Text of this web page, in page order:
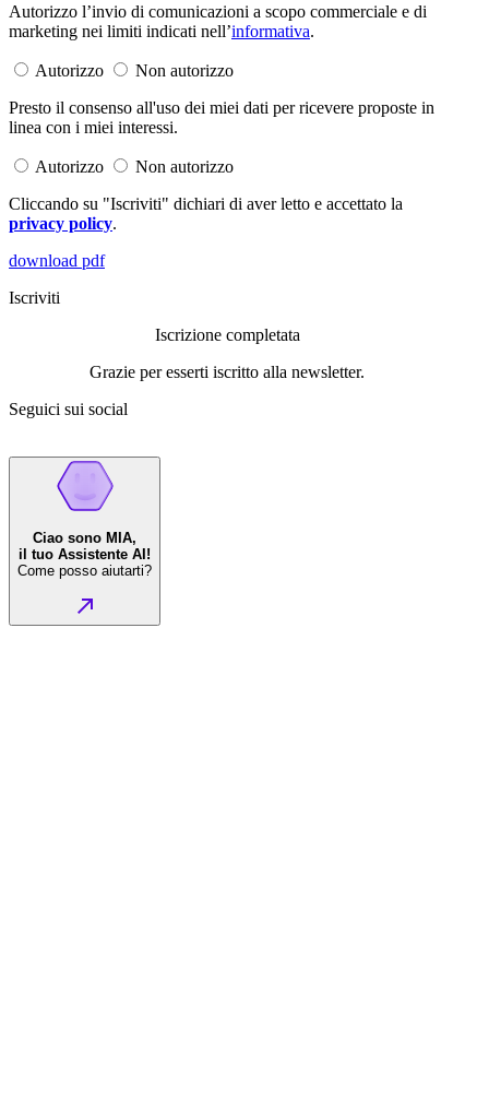
Autorizzo l’invio di comunicazioni a scopo commerciale e di
marketing nei limiti indicati nell’informativa.
Autorizzo
Non autorizzo
Presto il consenso all'uso dei miei dati per ricevere proposte in
linea con i miei interessi.
Autorizzo
Non autorizzo
Cliccando su "Iscriviti" dichiari di aver letto e accettato la
privacy policy.
download pdf
Iscriviti
Iscrizione completata
Grazie per esserti iscritto alla newsletter.
Seguici sui social
Ciao sono MIA,
il tuo Assistente AI!
Come posso aiutarti?